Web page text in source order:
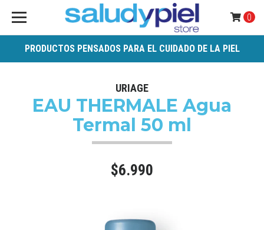
PRODUCTOS PENSADOS PARA EL CUIDADO DE LA PIEL
0
URIAGE
EAU THERMALE Agua
Termal 50 ml
$6.990